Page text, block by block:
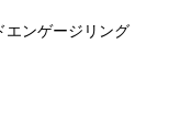
エンゲージリング